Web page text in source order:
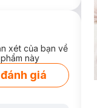
xét của bạn về
này
giá